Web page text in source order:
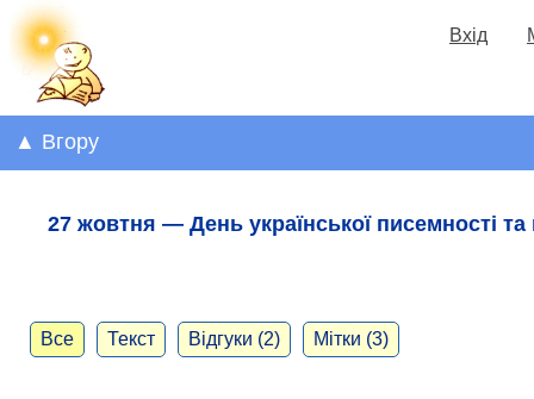
Вхід
▲ Вгору
27 жовтня — День української писемності
Все Текст Відгуки (2) Мітки (3)